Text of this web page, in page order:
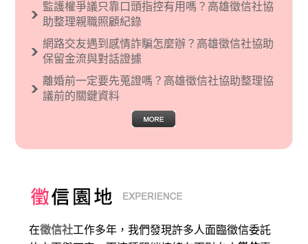
監護權爭議只靠口頭指控有用嗎？高雄徵信社協
助整理親職照顧紀錄
網路交友遇到感情詐騙怎麼辦？高雄徵信社協助
保留金流與對話證據
離婚前一定要先蒐證嗎？高雄徵信社協助整理協
議前的關鍵資料
在徵信社工作多年，我們發現許多人面臨徵信委託